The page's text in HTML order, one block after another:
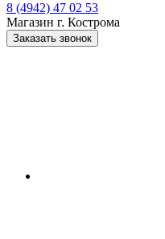
8 (4942) 47 02 53
Магазин г. Кострома
Заказать звонок